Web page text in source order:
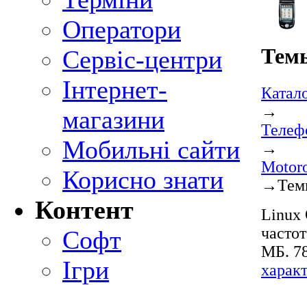
Оператори
Сервіс-центри
Інтернет-
магазини
Мобильні сайти
Корисно знати
Контент
Софт
Ігри
→
→
→
Linux
МБ.